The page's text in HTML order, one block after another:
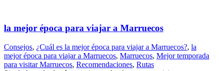
la mejor época para viajar a Marruecos
Consejos, ¿Cuál es la mejor época para viajar a Marruecos?, la
mejor época para viajar a Marruecos, Marruecos, Mejor temporada
para visitar Marruecos, Recomendaciones, Rutas